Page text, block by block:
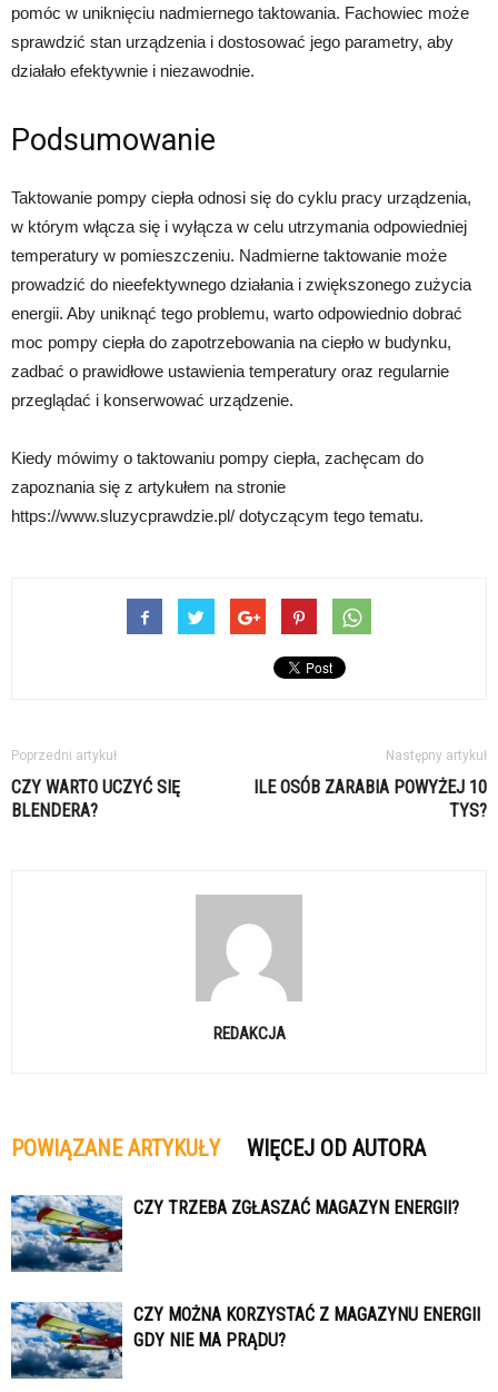
pomóc w uniknięciu nadmiernego taktowania. Fachowiec może
sprawdzić stan urządzenia i dostosować jego parametry, aby
działało efektywnie i niezawodnie.
Podsumowanie
Taktowanie pompy ciepła odnosi się do cyklu pracy urządzenia,
w którym włącza się i wyłącza w celu utrzymania odpowiedniej
temperatury w pomieszczeniu. Nadmierne taktowanie może
prowadzić do nieefektywnego działania i zwiększonego zużycia
energii. Aby uniknąć tego problemu, warto odpowiednio dobrać
moc pompy ciepła do zapotrzebowania na ciepło w budynku,
zadbać o prawidłowe ustawienia temperatury oraz regularnie
przeglądać i konserwować urządzenie.
Kiedy mówimy o taktowaniu pompy ciepła, zachęcam do
zapoznania się z artykułem na stronie
https://www.sluzycprawdzie.pl/ dotyczącym tego tematu.
Poprzedni artykuł
CZY WARTO UCZYĆ SIĘ
BLENDERA?
Następny artykuł
ILE OSÓB ZARABIA POWYŻEJ 10
TYS?
REDAKCJA
POWIĄZANE ARTYKUŁY WIĘCEJ OD AUTORA
CZY TRZEBA ZGŁASZAĆ MAGAZYN ENERGII?
CZY MOŻNA KORZYSTAĆ Z MAGAZYNU ENERGII
GDY NIE MA PRĄDU?